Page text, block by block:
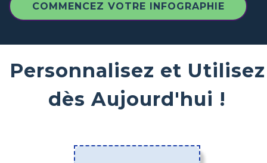
COMMENCEZ VOTRE INFOGRAPHIE
Personnalisez et Utilisez
dès Aujourd'hui !